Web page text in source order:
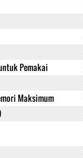
Pemakai
Maksimum